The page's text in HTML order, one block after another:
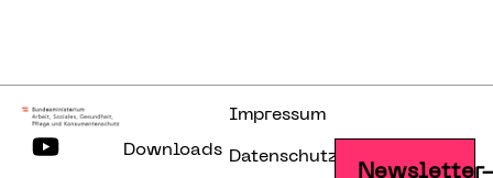
Downloads
Impressum
Datenschutzerklärung